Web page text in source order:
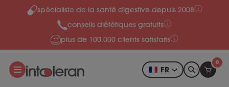
Skip to content
spécialiste de la santé digestive depuis 2008
conseils diététiques gratuits
plus de 100.000 clients satisfaits
FR
0